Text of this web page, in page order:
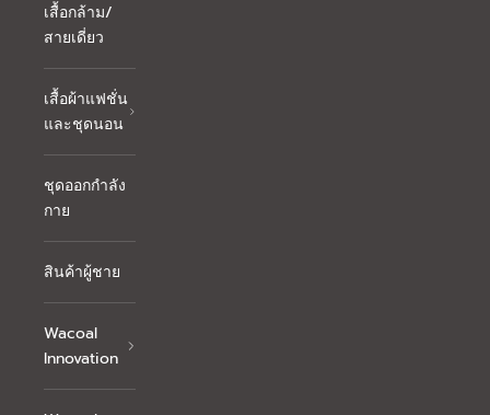
เสื้อกล้าม/
สายเดี่ยว
เสื้อผ้าแฟชั่น
และชุดนอน
ชุดออกกำลัง
กาย
สินค้าผู้ชาย
Wacoal
Innovation